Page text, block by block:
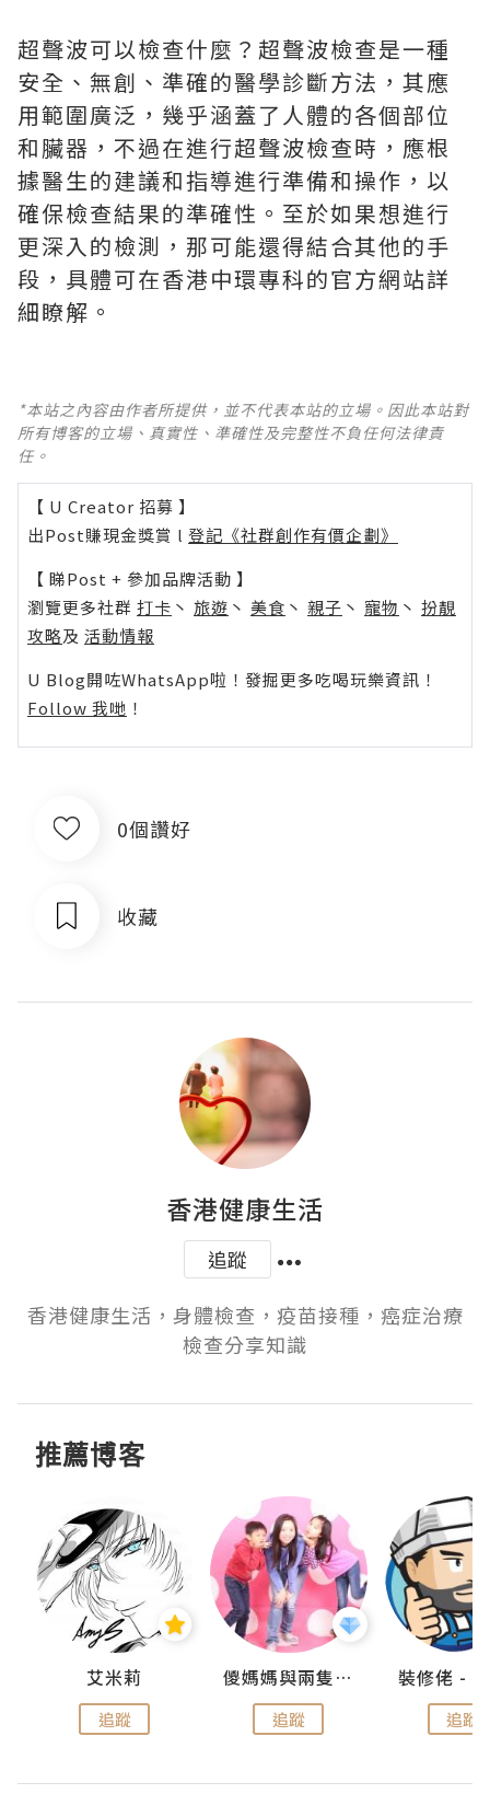
超聲波可以檢查什麼？超聲波檢查是一種
安全、無創、準確的醫學診斷方法，其應
用範圍廣泛，幾乎涵蓋了人體的各個部位
和臟器，不過在進行超聲波檢查時，應根
據醫生的建議和指導進行準備和操作，以
確保檢查結果的準確性。至於如果想進行
更深入的檢測，那可能還得結合其他的手
段，具體可在香港中環專科的官方網站詳
細瞭解。
*本站之內容由作者所提供，並不代表本站的立場。因此本站對
所有博客的立場、真實性、準確性及完整性不負任何法律責
任。
【 U Creator 招募 】
出Post賺現金獎賞 l 登記《社群創作有價企劃》
【 睇Post + 參加品牌活動 】
瀏覽更多社群 打卡 丶 旅遊 丶 美食 丶 親子 丶 寵物 丶 扮靚
攻略及 活動情報
U Blog開咗WhatsApp啦！發掘更多吃喝玩樂資訊！
Follow 我哋 ！
0個讚好
收藏
香港健康生活
追蹤
香港健康生活，身體檢查，疫苗接種，癌症治療
檢查分享知識
推薦博客
艾米莉
追蹤
儍媽媽與兩隻小魔怪之家
追蹤 追蹤